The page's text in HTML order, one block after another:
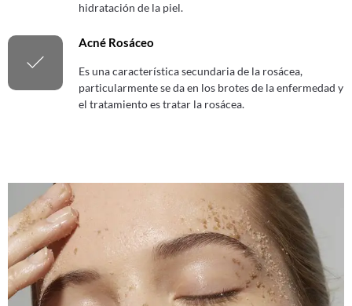
hidratación de la piel.
Acné Rosáceo
Es una característica secundaria de la rosácea,
particularmente se da en los brotes de la enfermedad y
el tratamiento es tratar la rosácea.